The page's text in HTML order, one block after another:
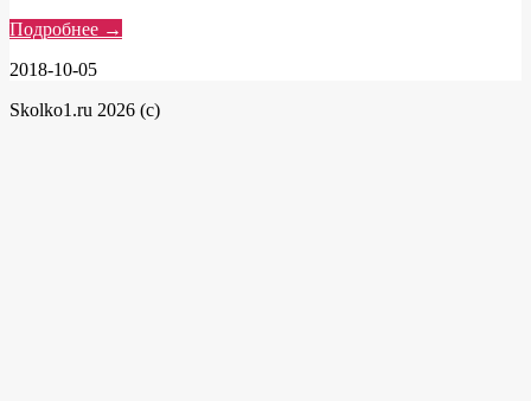
Подробнее →
2018-10-05
Skolko1.ru 2026 (c)